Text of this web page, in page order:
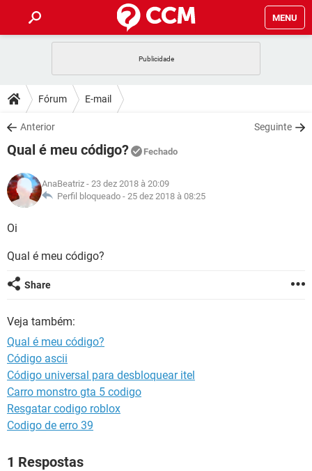
MENU
CELULAR
OUTLOOK
INSTAGRAM GMAIL
GUIA DE COMPRAS
DICAS
JOGOS
INSTAGRAM GMAIL
GUIA DE COMPRAS
DOWNLOADS
JOGOS WHATSAPP
CELULAR
OUTLOOK EXCEL
INSTAGRAM
FÓRUM
JOGOS WHATSAPP
CELULAR
OUTLOOK
INSTAGRAM
GUIA DE COMPRAS
GLOSSÁRIO
JOGOS
INSTAGRAM
GUIA DE COMPRAS
Fórum E-mail
Anterior Seguinte
Qual é meu código? Fechado
AnaBeatriz - 23 dez 2018 à 20:09
Perfil bloqueado - 25 dez 2018 à 08:25
Oi
Qual é meu código?
Share
Veja também:
Qual é meu código?
Código ascii
Código universal para desbloquear itel
Carro monstro gta 5 codigo
Resgatar codigo roblox
Codigo de erro 39
1 Respostas